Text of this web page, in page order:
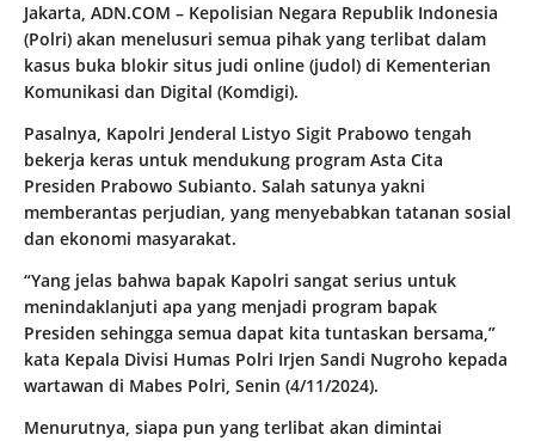
Jakarta, ADN.COM – Kepolisian Negara Republik Indonesia
(Polri) akan menelusuri semua pihak yang terlibat dalam
kasus buka blokir situs judi online (judol) di Kementerian
Komunikasi dan Digital (Komdigi).
Pasalnya, Kapolri Jenderal Listyo Sigit Prabowo tengah
bekerja keras untuk mendukung program Asta Cita
Presiden Prabowo Subianto. Salah satunya yakni
memberantas perjudian, yang menyebabkan tatanan sosial
dan ekonomi masyarakat.
“Yang jelas bahwa bapak Kapolri sangat serius untuk
menindaklanjuti apa yang menjadi program bapak
Presiden sehingga semua dapat kita tuntaskan bersama,”
kata Kepala Divisi Humas Polri Irjen Sandi Nugroho kepada
wartawan di Mabes Polri, Senin (4/11/2024).
Menurutnya, siapa pun yang terlibat akan dimintai